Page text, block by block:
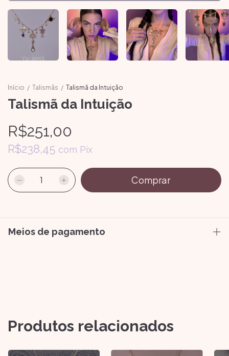
Início / Talismãs / Talismã da Intuição
Talismã da Intuição
R$251,00
R$238,45 com Pix
Meios de pagamento
Produtos relacionados